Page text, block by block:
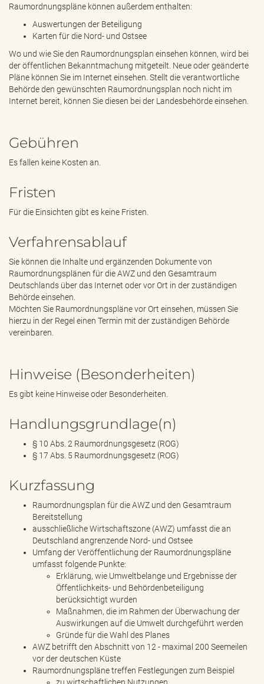
Raumordnungspläne können außerdem enthalten:
Auswertungen der Beteiligung
Karten für die Nord- und Ostsee
Wo und wie Sie den Raumordnungsplan einsehen können, wird bei
der öffentlichen Bekanntmachung mitgeteilt. Neue oder geänderte
Pläne können Sie im Internet einsehen. Stellt die verantwortliche
Behörde den gewünschten Raumordnungsplan noch nicht im
Internet bereit, können Sie diesen bei der Landesbehörde einsehen.
Gebühren
Es fallen keine Kosten an.
Fristen
Für die Einsichten gibt es keine Fristen.
Verfahrensablauf
Sie können die Inhalte und ergänzenden Dokumente von
Raumordnungsplänen für die AWZ und den Gesamtraum
Deutschlands über das Internet oder vor Ort in der zuständigen
Behörde einsehen.
Möchten Sie Raumordnungspläne vor Ort einsehen, müssen Sie
hierzu in der Regel einen Termin mit der zuständigen Behörde
vereinbaren.
Hinweise (Besonderheiten)
Es gibt keine Hinweise oder Besonderheiten.
Handlungsgrundlage(n)
§ 10 Abs. 2 Raumordnungsgesetz (ROG)
§ 17 Abs. 5 Raumordnungsgesetz (ROG)
Kurzfassung
Raumordnungsplan für die AWZ und den Gesamtraum
Bereitstellung
ausschließliche Wirtschaftszone (AWZ) umfasst die an
Deutschland angrenzende Nord- und Ostsee
Umfang der Veröffentlichung der Raumordnungspläne
umfasst folgende Punkte:
Erklärung, wie Umweltbelange und Ergebnisse der
Öffentlichkeits- und Behördenbeteiligung
berücksichtigt wurden
Maßnahmen, die im Rahmen der Überwachung der
Auswirkungen auf die Umwelt durchgeführt werden
Gründe für die Wahl des Planes
AWZ betrifft den Abschnitt von 12 - maximal 200 Seemeilen
vor der deutschen Küste
Raumordnungspläne treffen Festlegungen zum Beispiel